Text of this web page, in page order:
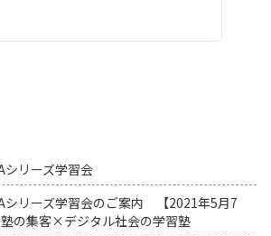
シリーズ学習会
リーズ学習会のご案内 【2021年5月7
の集客×デジタル社会の学習塾